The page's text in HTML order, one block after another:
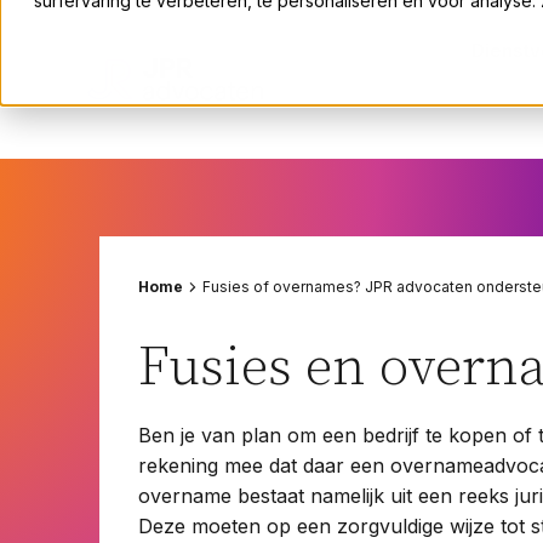
Huurrecht
Insolventie en herstructurering
Intellectueel eigendomsrecht
Omgevings- en bestuursrecht
Huurrecht
Ondernemingsrecht
Privacyrecht
Verzekeringsrecht
Volkshuisvestingsrecht
Home Fusies of overnames? JPR advocaten
Fusies en
Ben je van plan om een bedrijf te kopen
rekening mee dat daar een
overname bestaat namelijk uit een reeks
Deze moeten op een zorgvuldige wijze tot